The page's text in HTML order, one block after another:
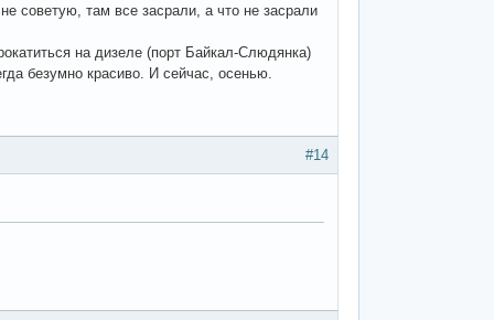
советую, там все засрали, а что не засрали
на дизеле (порт Байкал-Слюдянка)
безумно красиво. И сейчас, осенью.
#14